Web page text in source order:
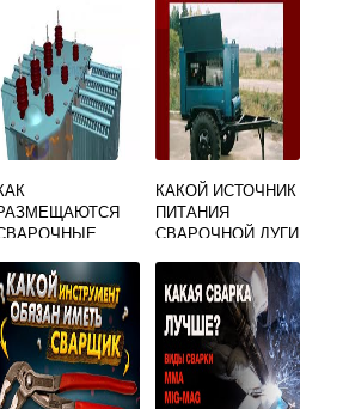
Ы
КАКОЙ ИСТОЧНИК
ПИТАНИЯ
СВАРОЧНОЙ ДУГИ
ПРИМЕНЯТЬ В
ПОЛЕВЫХ
УСЛОВИЯХ